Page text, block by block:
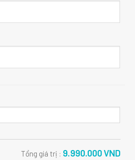
Tổng giá trị : 9.990.000VND